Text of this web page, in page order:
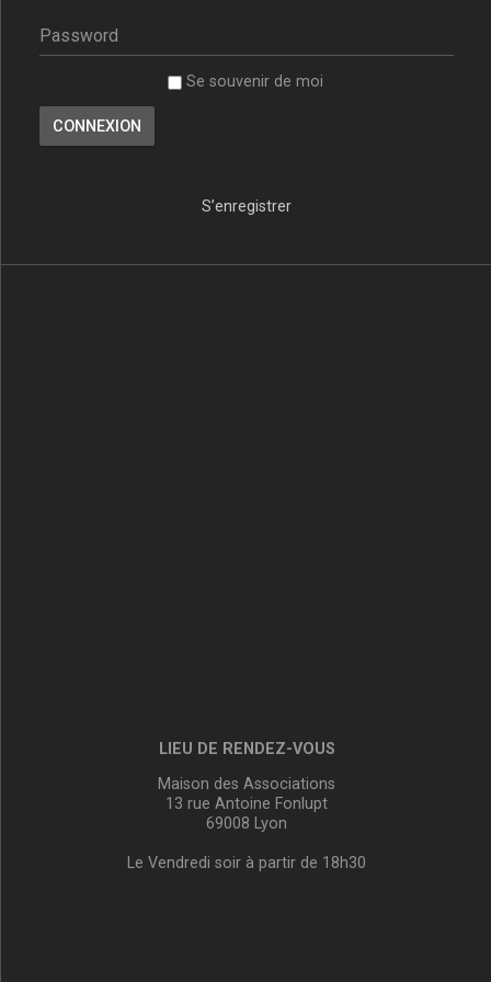
Se souvenir de moi
S’enregistrer
LIEU DE RENDEZ-VOUS
Maison des Associations
13 rue Antoine Fonlupt
69008 Lyon
Le Vendredi soir à partir de 18h30